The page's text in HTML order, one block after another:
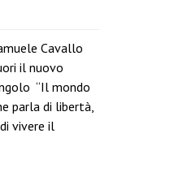
Cavallo
il nuovo
“Il mondo
parla di libertà,
vivere il